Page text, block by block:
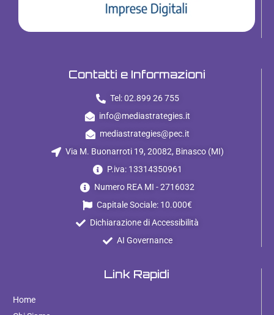
Contatti e Informazioni
Tel: 02.899 26 755
info@mediastrategies.it
mediastrategies@pec.it
Via M. Buonarroti 19, 20082, Binasco (MI)
P.iva: 13314350961
Numero REA MI - 2716032
Capitale Sociale: 10.000€
Dichiarazione di Accessibilità
AI Governance
Link Rapidi
Home